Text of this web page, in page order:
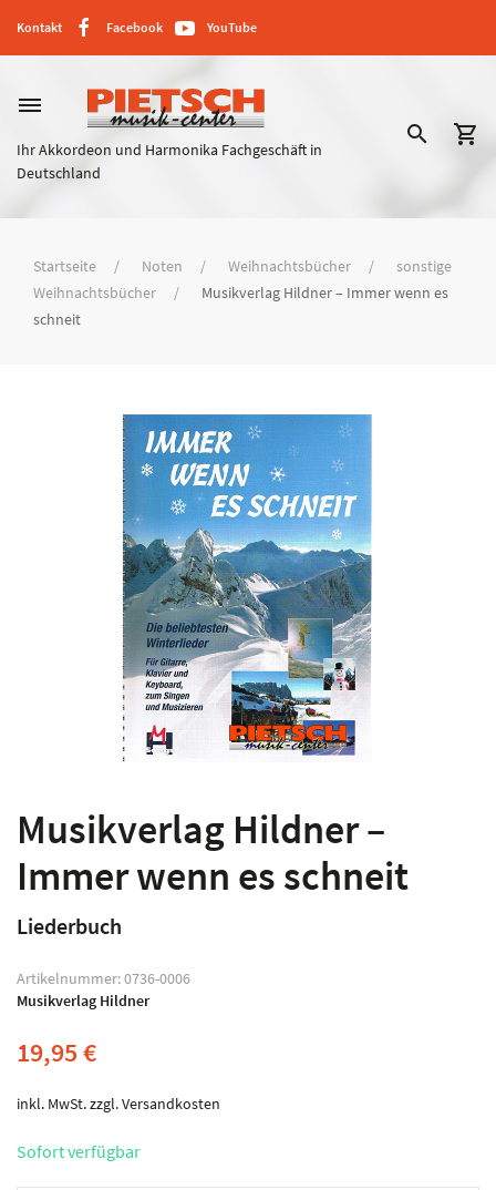
Kontakt Facebook YouTube
dehaze
Ihr Akkordeon und Harmonika Fachgeschäft in
Deutschland
search shopping_cart
Startseite Noten Weihnachtsbücher
sonstige
Weihnachtsbücher
Musikverlag Hildner – Immer wenn es
schneit
Musikverlag Hildner –
Immer wenn es schneit
Liederbuch
Artikelnummer:0736-0006
Musikverlag Hildner
19,95€
inkl. MwSt.zzgl.Versandkosten
Sofort verfügbar